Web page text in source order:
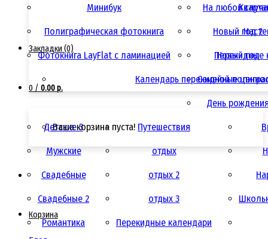
Закладки (0)
0 / 0.00 р.
Ваша корзина пуста!
Корзина
Минибук
Полиграфическая фотокнига
Фотокнига LayFlat с ламинацией Перекидные
Календарь перекидной
На любой
Новый год 2
Новый год
Семейные
День
Детские 3
Мужские
Свадебные
Свадебные 2
Романтика
Путешествия
отдых
отдых 2
отдых 3
Перекидные календари